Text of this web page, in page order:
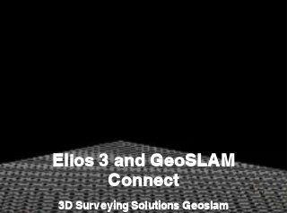
Elios 3 and GeoSLAM
Connect
3D Surveying Solutions Geoslam